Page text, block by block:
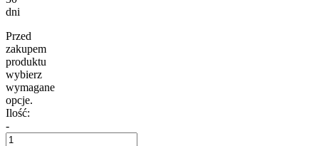
dni
Przed
zakupem
produktu
wybierz
wymagane
opcje.
Ilość:
-